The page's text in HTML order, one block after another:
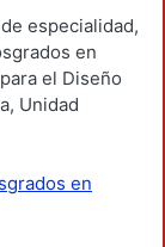
especialidad,
en
el Diseño
Unidad
en